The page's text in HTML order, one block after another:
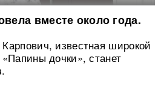
вместе около года.
известная широкой
дочки», станет